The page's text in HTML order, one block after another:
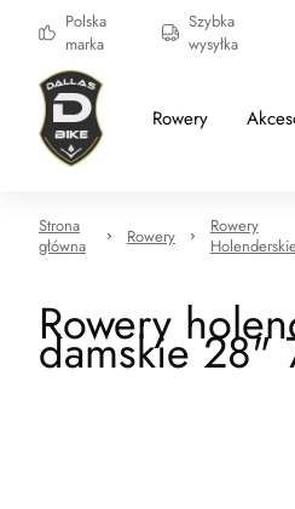
Polska
marka
Szybka
wysyłka
Rowery
Strona
główna
Rowery
Rowery
Rowery
damskie 28"